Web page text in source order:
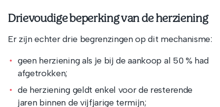
Drievoudige beperking van de herziening
Er zijn echter drie begrenzingen op dit mechanisme:
geen herziening als je bij de aankoop al 50 % had
afgetrokken;
de herziening geldt enkel voor de resterende
jaren binnen de vijfjarige termijn;